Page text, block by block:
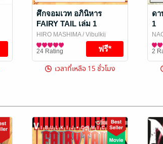
ศึกจอมเวท อภินิหาร
FAIRY TAIL เล่ม 1
HIRO MASHIMA/ Vibulkij
Publishing
การ์ตูนทั่วไป
24 Rating
เวลาที่เหลือ 15 ชั่วโมง
ดา
1
การ์
2